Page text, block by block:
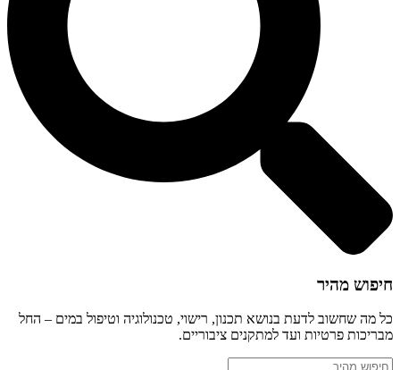
חיפוש מהיר
כל מה שחשוב לדעת בנושא תכנון, רישוי, טכנולוגיה וטיפול במים – החל
מבריכות פרטיות ועד למתקנים ציבוריים.
Search